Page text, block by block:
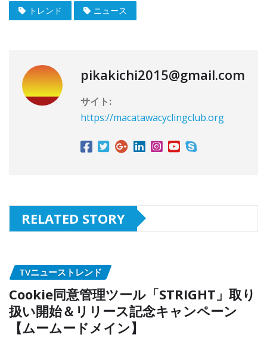
トレンド ニュース
pikakichi2015@gmail.com
サイト:
https://macatawacyclingclub.org
RELATED STORY
TVニューストレンド
Cookie同意管理ツール「STRIGHT」取り
扱い開始＆リリース記念キャンペーン
【ムームードメイン】